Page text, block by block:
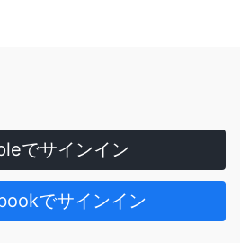
でサインイン
でサインイン